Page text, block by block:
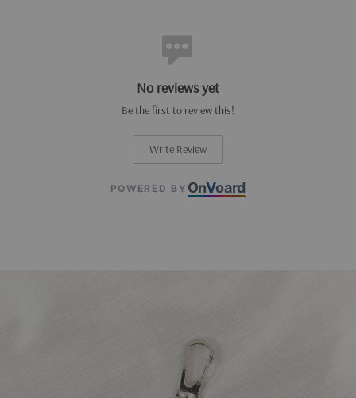
No reviews yet
Be the first to review this!
Write Review
POWERED BY OnVoard